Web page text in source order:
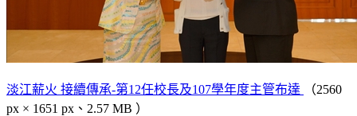
淡江薪火 接續傳承-第12任校長及107學年度主管布達
（2560
px × 1651 px、2.57 MB ）